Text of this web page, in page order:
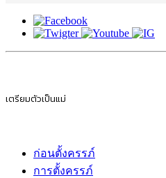
เตรียมตัวเป็นแม่
ก่อนตั้งครรภ์
การตั้งครรภ์